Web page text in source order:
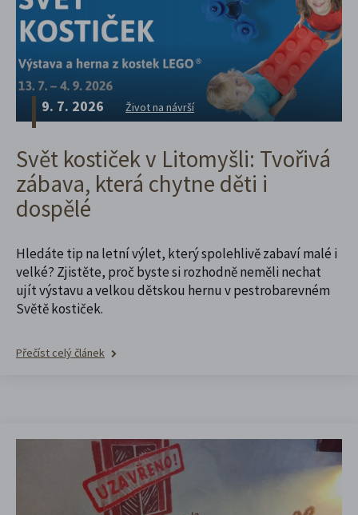
9. 7. 2026 Život na návrší
Svět kostiček v Litomyšli: Tvořivá
zábava, která chytne děti i
dospělé
Hledáte tip na letní výlet, který spolehlivě zabaví malé i
velké? Zjistěte, proč byste si rozhodně neměli nechat
ujít výstavu a velkou dětskou hernu v pestrobarevném
Světě kostiček.
Přečíst celý článek